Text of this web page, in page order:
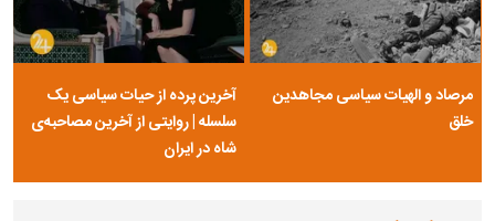
مرصاد و الهیات سیاسی مجاهدین
خلق
آخرین پرده از حیات سیاسی یک
سلسله | روایتی از آخرین مصاحبه‌ی
شاه در ایران